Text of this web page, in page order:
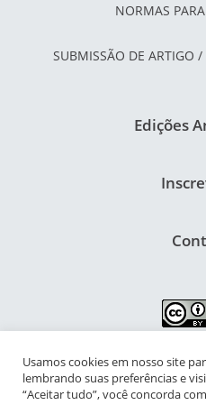
NORMAS
SUBMISSÃO DE ARTIGO
Edições
NIPIAC – Núcleo Interdisciplinar
Adolescência Contemporâneas
Usamos cookies em nosso site
lembrando suas preferências e
“Aceitar tudo”, você concorda